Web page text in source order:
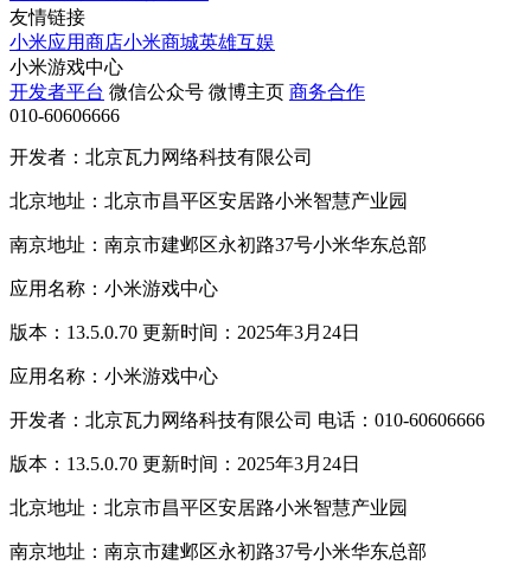
友情链接
小米应用商店小米商城英雄互娱
小米游戏中心
开发者平台 微信公众号 微博主页 商务合作
010-60606666
开发者：北京瓦力网络科技有限公司
北京地址：北京市昌平区安居路小米智慧产业园
南京地址：南京市建邺区永初路37号小米华东总部
应用名称：小米游戏中心
版本：13.5.0.70 更新时间：2025年3月24日
应用名称：小米游戏中心
开发者：北京瓦力网络科技有限公司 电话：010-60606666
版本：13.5.0.70 更新时间：2025年3月24日
北京地址：北京市昌平区安居路小米智慧产业园
南京地址：南京市建邺区永初路37号小米华东总部